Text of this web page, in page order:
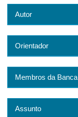
Autor
Orientador
Membros da Banca
Assunto